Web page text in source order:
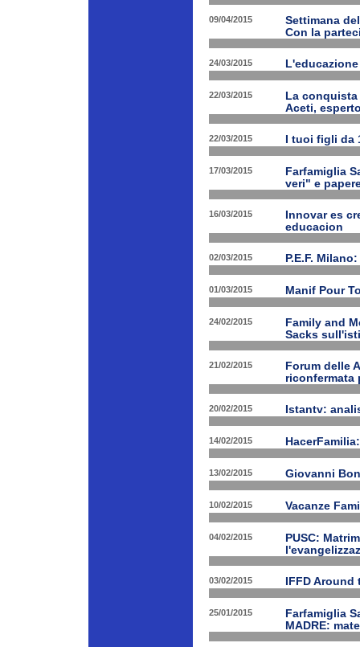
09/04/2015
Settimana
Con la
24/03/2015
22/03/2015
La
Aceti,
22/03/2015 I tuoi figli da
17/03/2015
Farfamiglia
veri" e
16/03/2015
Innovar es
educacion
02/03/2015 P.E.F.
01/03/2015 Manif Pour
24/02/2015
Family and
Sacks
21/02/2015
Forum delle
riconfermata
20/02/2015 Istantv:
14/02/2015
13/02/2015 Giovanni
10/02/2015 Vacanze
04/02/2015
PUSC:
03/02/2015 IFFD
25/01/2015
Farfamiglia
MADRE: